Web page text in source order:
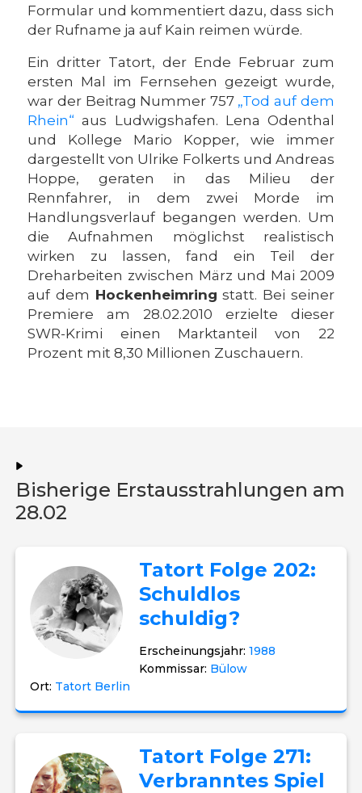
Formular und kommentiert dazu, dass sich
der Rufname ja auf Kain reimen würde.
Ein dritter Tatort, der Ende Februar zum
ersten Mal im Fernsehen gezeigt wurde,
war der Beitrag Nummer 757 „Tod auf dem
Rhein“ aus Ludwigshafen. Lena Odenthal
und Kollege Mario Kopper, wie immer
dargestellt von Ulrike Folkerts und Andreas
Hoppe, geraten in das Milieu der
Rennfahrer, in dem zwei Morde im
Handlungsverlauf begangen werden. Um
die Aufnahmen möglichst realistisch
wirken zu lassen, fand ein Teil der
Dreharbeiten zwischen März und Mai 2009
auf dem Hockenheimring statt. Bei seiner
Premiere am 28.02.2010 erzielte dieser
SWR-Krimi einen Marktanteil von 22
Prozent mit 8,30 Millionen Zuschauern.
Bisherige Erstausstrahlungen am
28.02
Tatort Folge 202:
Schuldlos
schuldig?
Erscheinungsjahr:1988
Kommissar: Bülow
Ort: Tatort Berlin
Tatort Folge 271:
Verbranntes Spiel